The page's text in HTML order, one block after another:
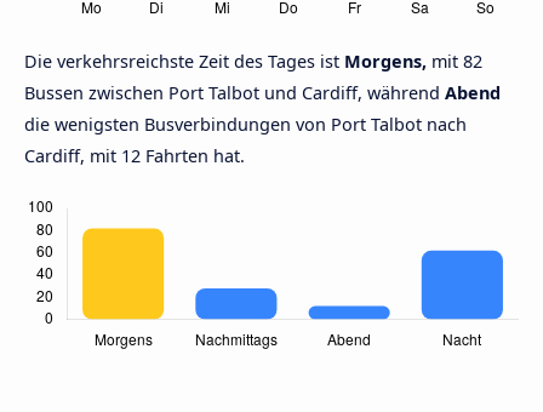
Die verkehrsreichste Zeit des Tages ist Morgens, mit 82
Bussen zwischen Port Talbot und Cardiff, während Abend
die wenigsten Busverbindungen von Port Talbot nach
Cardiff, mit 12 Fahrten hat.